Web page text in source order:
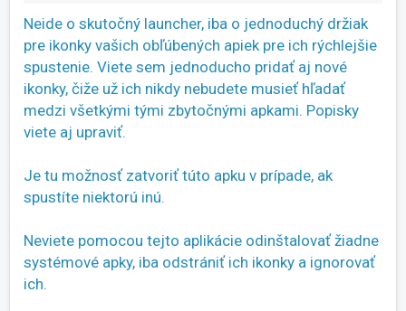
Neide o skutočný launcher, iba o jednoduchý držiak
pre ikonky vašich obľúbených apiek pre ich rýchlejšie
spustenie. Viete sem jednoducho pridať aj nové
ikonky, čiže už ich nikdy nebudete musieť hľadať
medzi všetkými tými zbytočnými apkami. Popisky
viete aj upraviť.
Je tu možnosť zatvoriť túto apku v prípade, ak
spustíte niektorú inú.
Neviete pomocou tejto aplikácie odinštalovať žiadne
systémové apky, iba odstrániť ich ikonky a ignorovať
ich.